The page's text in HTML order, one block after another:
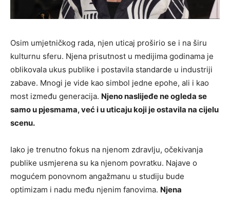
Osim umjetničkog rada, njen uticaj proširio se i na širu
kulturnu sferu. Njena prisutnost u medijima godinama je
oblikovala ukus publike i postavila standarde u industriji
zabave. Mnogi je vide kao simbol jedne epohe, ali i kao
most između generacija. Njeno naslijeđe ne ogleda se
samo u pjesmama, već i u uticaju koji je ostavila na cijelu
scenu.
Iako je trenutno fokus na njenom zdravlju, očekivanja
publike usmjerena su ka njenom povratku. Najave o
mogućem ponovnom angažmanu u studiju bude
optimizam i nadu među njenim fanovima. Njena